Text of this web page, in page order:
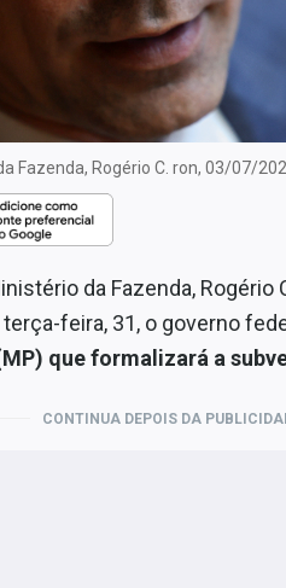
Fazenda, Rogério C. ron, 03/07/
da Fazenda, Rogério
terça-feira, 31, o governo
que formalizará a
CONTINUA DEPOIS DA